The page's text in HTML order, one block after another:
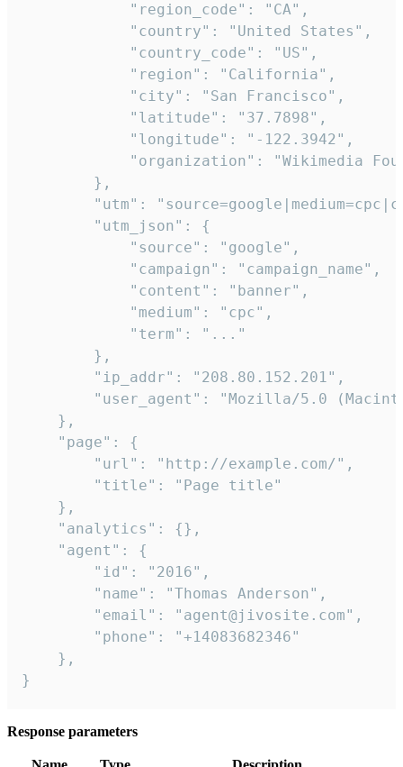
            "region_code": "CA",
            "country": "United States",
            "country_code": "US",
            "region": "California",
            "city": "San Francisco",
            "latitude": "37.7898",
            "longitude": "-122.3942",
"organization": "Wikimedia
        },
"utm":
        "utm_json": {
            "source": "google",
            "campaign": "campaign_name",
            "content": "banner",
            "medium": "cpc",
            "term": "..."
        },
        "ip_addr": "208.80.152.201",
"user_agent": "Mozilla/5.0
    },
    "page": {
        "url": "http://example.com/",
        "title": "Page title"
    },
    "analytics": {},
    "agent": {
        "id": "2016",
        "name": "Thomas Anderson",
        "email": "agent@jivosite.com",
        "phone": "+14083682346"
    },
}
Response parameters